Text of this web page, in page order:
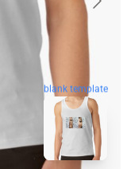
blank template